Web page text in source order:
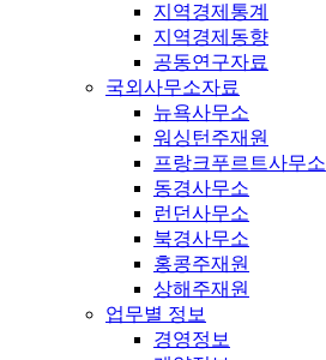
지역경제통계
지역경제동향
공동연구자료
국외사무소자료
뉴욕사무소
워싱턴주재원
프랑크푸르트사무소
동경사무소
런던사무소
북경사무소
홍콩주재원
상해주재원
업무별 정보
경영정보